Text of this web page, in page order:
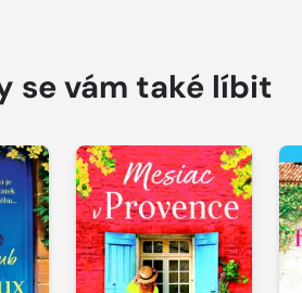
se vám také líbit